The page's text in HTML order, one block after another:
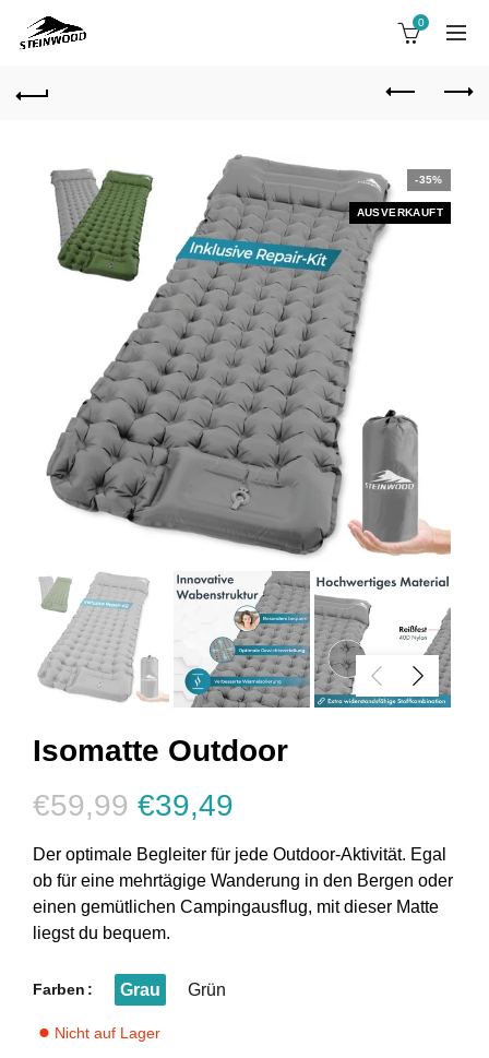
0
-35%
AUSVERKAUFT
Isomatte Outdoor
€59,99 €39,49
Der optimale Begleiter für jede Outdoor-Aktivität. Egal
ob für eine mehrtägige Wanderung in den Bergen oder
einen gemütlichen Campingausflug, mit dieser Matte
liegst du bequem.
Farben Grau Grün
⬤ Nicht auf Lager